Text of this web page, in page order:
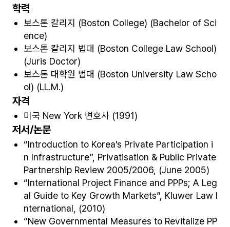
학력
보스톤 칼리지 (Boston College) (Bachelor of Sci
ence)
보스톤 칼리지 법대 (Boston College Law School)
(Juris Doctor)
보스톤 대학원 법대 (Boston University Law Scho
ol) (LL.M.)
자격
미국 New York 변호사 (1991)
저서/논문
“Introduction to Korea’s Private Participation i
n Infrastructure”, Privatisation & Public Private
Partnership Review 2005/2006, (June 2005)
“International Project Finance and PPPs; A Leg
al Guide to Key Growth Markets”, Kluwer Law I
nternational, (2010)
“New Governmental Measures to Revitalize PP